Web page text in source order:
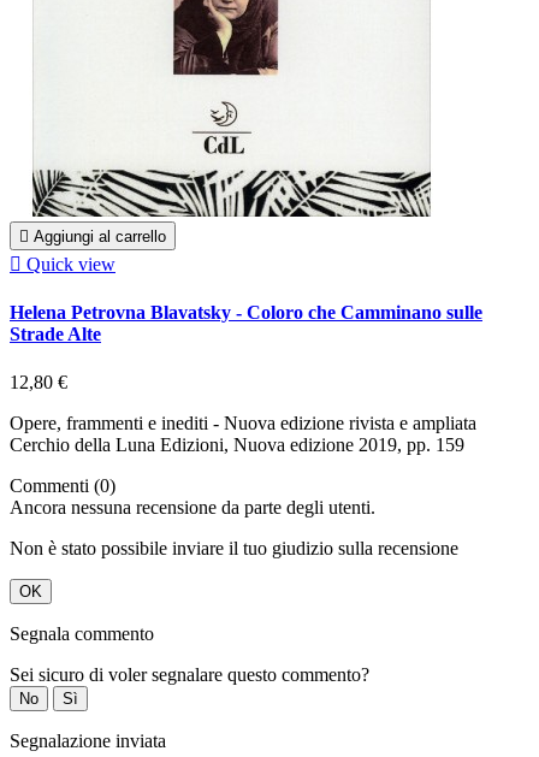
 Aggiungi al carrello
 Quick view
Helena Petrovna Blavatsky - Coloro che Camminano sulle
Strade Alte
12,80 €
Opere, frammenti e inediti - Nuova edizione rivista e ampliata
Cerchio della Luna Edizioni, Nuova edizione 2019, pp. 159
Commenti (0)
Ancora nessuna recensione da parte degli utenti.
Non è stato possibile inviare il tuo giudizio sulla recensione
OK
Segnala commento
Sei sicuro di voler segnalare questo commento?
No Sì
Segnalazione inviata